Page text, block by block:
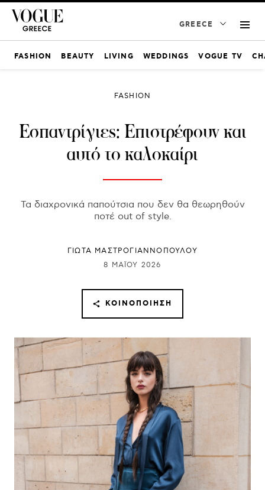
GREECE
FASHION BEAUTY LIVING WEDDINGS VOGUE TV
FASHION
Εσπαντρίγιες: Επιστρέφουν και
αυτό το καλοκαίρι
Τα διαχρονικά παπούτσια που δεν θα θεωρηθούν
ποτέ out of style.
ΓΙΩΤΑ ΜΑΣΤΡΟΓΙΑΝΝΟΠΟΥΛΟΥ
8 ΜΑΪ́ΟΥ 2026
ΚΟΙΝΟΠΟΊΗΣΗ